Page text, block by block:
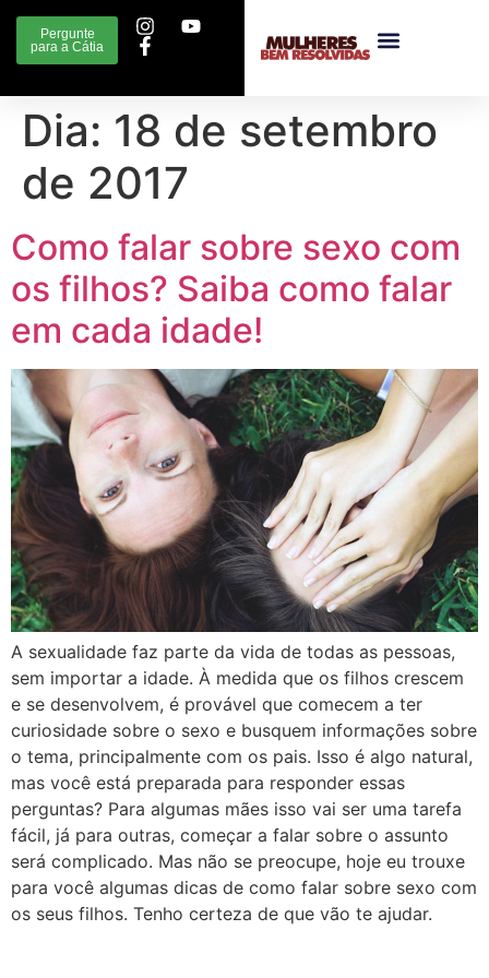
Pergunte
para a Cátia
Dia: 18 de setembro
de 2017
Como falar sobre sexo com
os filhos? Saiba como falar
em cada idade!
A sexualidade faz parte da vida de todas as pessoas,
sem importar a idade. À medida que os filhos crescem
e se desenvolvem, é provável que comecem a ter
curiosidade sobre o sexo e busquem informações sobre
o tema, principalmente com os pais. Isso é algo natural,
mas você está preparada para responder essas
perguntas? Para algumas mães isso vai ser uma tarefa
fácil, já para outras, começar a falar sobre o assunto
será complicado. Mas não se preocupe, hoje eu trouxe
para você algumas dicas de como falar sobre sexo com
os seus filhos. Tenho certeza de que vão te ajudar.